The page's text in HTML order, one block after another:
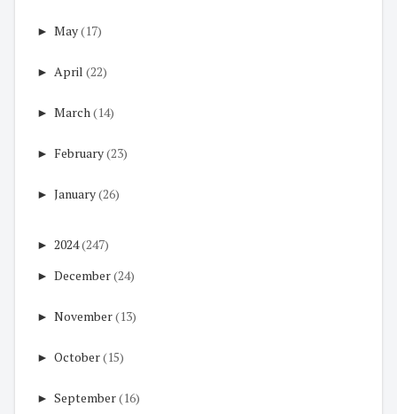
► May(17)
► April (22)
► March(14)
► February(23)
► January(26)
► 2024(247)
► December(24)
► November(13)
► October(15)
► September(16)